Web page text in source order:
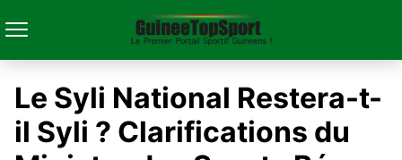
Le Syli National Restera-t-
il Syli ? Clarifications du